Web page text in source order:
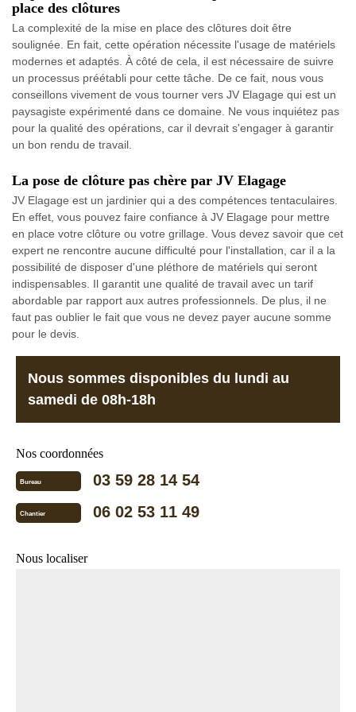
place des clôtures
La complexité de la mise en place des clôtures doit être
soulignée. En fait, cette opération nécessite l'usage de matériels
modernes et adaptés. À côté de cela, il est nécessaire de suivre
un processus préétabli pour cette tâche. De ce fait, nous vous
conseillons vivement de vous tourner vers JV Elagage qui est un
paysagiste expérimenté dans ce domaine. Ne vous inquiétez pas
pour la qualité des opérations, car il devrait s'engager à garantir
un bon rendu de travail.
La pose de clôture pas chère par JV Elagage
JV Elagage est un jardinier qui a des compétences tentaculaires.
En effet, vous pouvez faire confiance à JV Elagage pour mettre
en place votre clôture ou votre grillage. Vous devez savoir que cet
expert ne rencontre aucune difficulté pour l'installation, car il a la
possibilité de disposer d'une pléthore de matériels qui seront
indispensables. Il garantit une qualité de travail avec un tarif
abordable par rapport aux autres professionnels. De plus, il ne
faut pas oublier le fait que vous ne devez payer aucune somme
pour le devis.
Nous sommes disponibles du lundi au
samedi de 08h-18h
Nos coordonnées
Bureau 03 59 28 14 54
Chantier 06 02 53 11 49
Nous localiser